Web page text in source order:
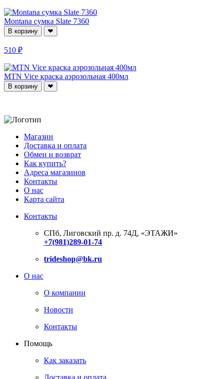
Montana сумка Slate 7360
В корзину ❤
510 ₽
MTN Vice краска аэрозольная 400мл
В корзину ❤
Магазин
Доставка и оплата
Обмен и возврат
Как купить?
Адреса магазинов
Контакты
О нас
Карта сайта
Контакты
СПб, Лиговский пр. д. 74Д, «ЭТАЖИ»
+7(981)289-01-74
trideshop@bk.ru
О нас
О компании
Новости
Контакты
Помощь
Как заказать